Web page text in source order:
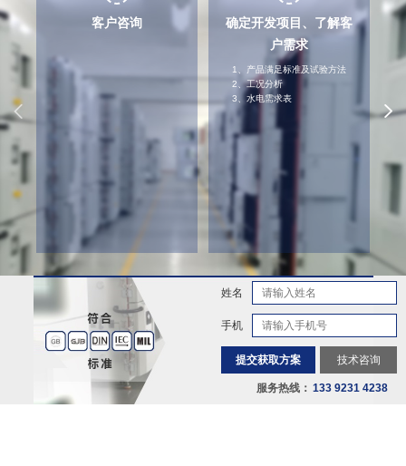
技术响应
交付使用
运行平稳
降噪低故障率
高品质
客户咨询
确定开发项目、了解客
户需求
姓名
手机
提交获取方案 技术咨询
服务热线： 133 9231 4238